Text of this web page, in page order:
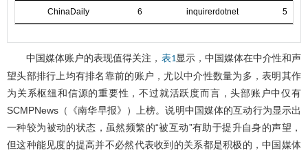
ChinaDaily 6 inquirerdotnet 5
中国媒体账户的表现值得关注， 表1显示，中国媒体在中介性和声
望头部排行上均有排名靠前的账户，尤以中介性数量为多，表明其作
为关系枢纽和信源的重要性，不过就活跃度而言，头部账户中仅有
SCMPNews（《南华早报》）上榜。说明中国媒体的互动行为显示出
一种较为被动的状态，虽然频繁的“被互动”有助于提升自身的声望，
但这种能见度的提高并不必然代表收到的关系都是积极的，中国媒体